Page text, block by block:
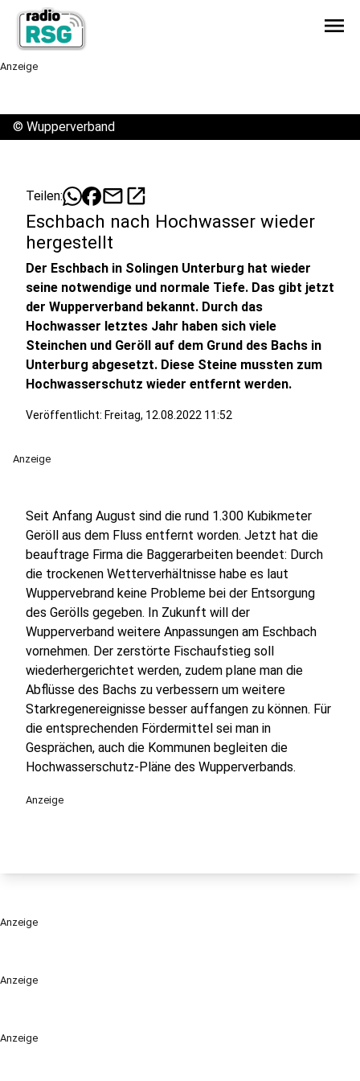
menu
Anzeige
Anzeige
Anzeige
© Wupperverband
Teilen: mailopen_in_new
Eschbach nach Hochwasser wieder
hergestellt
Der Eschbach in Solingen Unterburg hat wieder
seine notwendige und normale Tiefe. Das gibt jetzt
der Wupperverband bekannt. Durch das
Hochwasser letztes Jahr haben sich viele
Steinchen und Geröll auf dem Grund des Bachs in
Unterburg abgesetzt. Diese Steine mussten zum
Hochwasserschutz wieder entfernt werden.
Veröffentlicht: Freitag, 12.08.2022 11:52
Anzeige
Seit Anfang August sind die rund 1.300 Kubikmeter
Geröll aus dem Fluss entfernt worden. Jetzt hat die
beauftrage Firma die Baggerarbeiten beendet: Durch
die trockenen Wetterverhältnisse habe es laut
Wuppervebrand keine Probleme bei der Entsorgung
des Gerölls gegeben. In Zukunft will der
Wupperverband weitere Anpassungen am Eschbach
vornehmen. Der zerstörte Fischaufstieg soll
wiederhergerichtet werden, zudem plane man die
Abflüsse des Bachs zu verbessern um weitere
Starkregenereignisse besser auffangen zu können. Für
die entsprechenden Fördermittel sei man in
Gesprächen, auch die Kommunen begleiten die
Hochwasserschutz-Pläne des Wupperverbands.
Anzeige
Anzeige